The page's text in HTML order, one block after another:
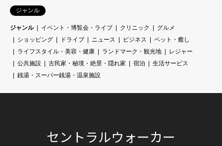
ジャンル
ジャンル イベント・博覧会・ライブ クリニック
グルメ
ショッピング
ドライブ ニュース ビジネス
ペット・癒し
ライフスタイル・美容・健康
ランドマーク・観光地
レジャー
公共施設
古民家・秘境・絶景・隠れ家 宿泊
生活サービス
銭湯・スーパー銭湯・温泉施設
セントラルウォーカー